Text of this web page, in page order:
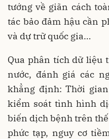
tướng về giãn cách
tác bảo đảm hậu cần
và dự trữ quốc gia…
Qua phân tích dữ liệu
nước, đánh giá các
khẳng định: Thời
kiểm soát tình hình
biến dịch bệnh trên
phức tạp, nguy cơ